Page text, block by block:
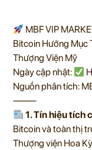
MBF VIP
Bitcoin Hướng Mục
Thượng Viện Mỹ
Ngày cập nhật:
Nguồn phân tích:
⸻
1. Tín hiệu tích
Bitcoin và toàn thị
Thượng viện Hoa